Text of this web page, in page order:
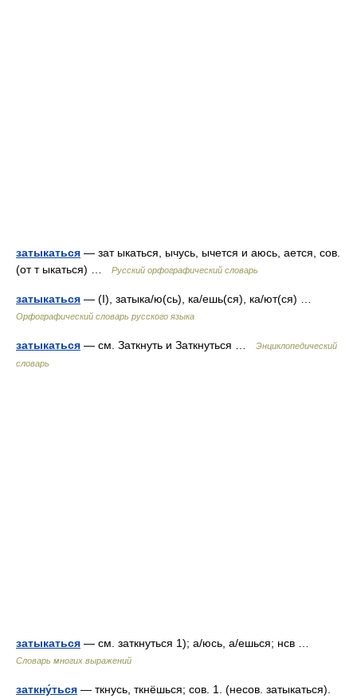
затыкаться — зат ыкаться, ычусь, ычется и аюсь, ается, сов.
(от т ыкаться) …
Русский орфографический словарь
затыкаться — (I), затыка/ю(сь), ка/ешь(ся), ка/ют(ся) …
Орфографический словарь русского языка
затыкаться — см. Заткнуть и Заткнуться …
Энциклопедический
словарь
затыкаться — см. заткнуться 1); а/юсь, а/ешься; нсв …
Словарь многих выражений
заткну́ться — ткнусь, ткнёшься; сов. 1. (несов. затыкаться).